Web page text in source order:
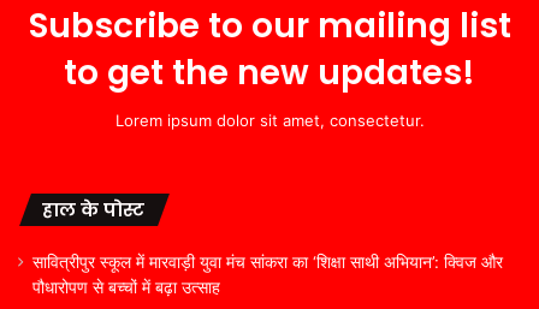
Subscribe to our mailing list
to get the new updates!
Lorem ipsum dolor sit amet, consectetur.
हाल के पोस्ट
सावित्रीपुर स्कूल में मारवाड़ी युवा मंच सांकरा का ‘शिक्षा साथी अभियान’: क्विज और
पौधारोपण से बच्चों में बढ़ा उत्साह